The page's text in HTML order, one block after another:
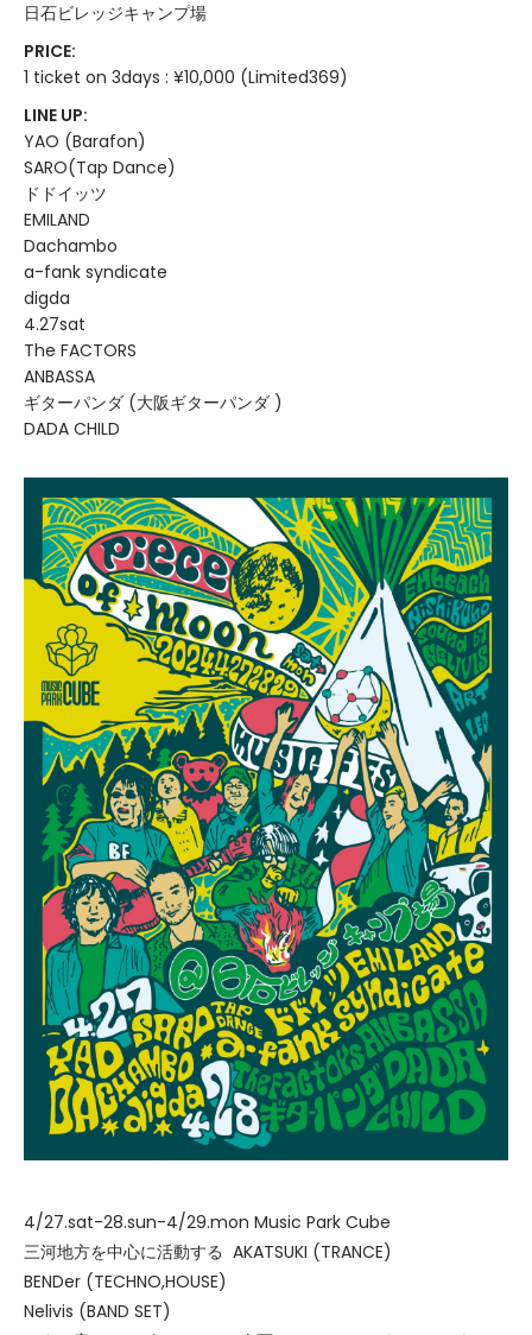
日石ビレッジキャンプ場
PRICE:
1 ticket on 3days : ¥10,000 (Limited369)
LINE UP:
YAO (Barafon)
SARO(Tap Dance)
ドドイッツ
EMILAND
Dachambo
a-fank syndicate
digda
4.27sat
The FACTORS
ANBASSA
ギターパンダ (大阪ギターパンダ )
DADA CHILD
4/27.sat-28.sun-4/29.mon Music Park Cube
三河地方を中心に活動する AKATSUKI (TRANCE)
BENDer (TECHNO,HOUSE)
Nelivis (BAND SET)